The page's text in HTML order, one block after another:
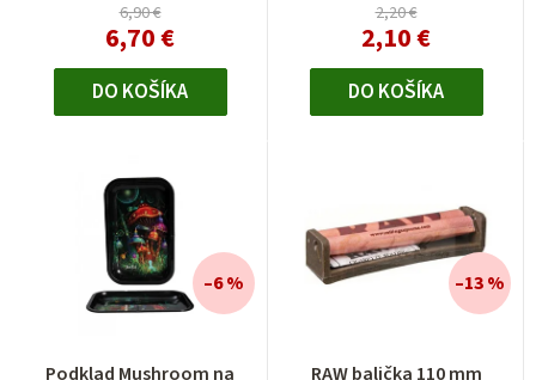
6,90 €
6,70 €
DO KOŠÍKA
2,20 €
2,10 €
DO KOŠÍKA
Podklad Mushroom na
–6 %
RAW balička 110 mm
–13 %